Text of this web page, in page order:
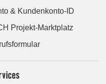
& Kundenkonto-ID
Projekt-Marktplatz